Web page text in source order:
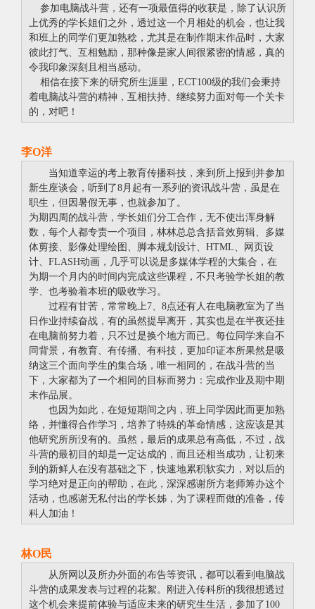
参加电脑战斗营，还有一项最值得的收获是，除了认识所
上优秀的学长姐们之外，透过这一个月相处的机会，也让我
和班上的同学们更加熟稔，尤其是在制作期末作品时，大家
彼此打气、互相勉励，那种像是家人间很紧密的情感，真的
令我印象深刻且相当感动。
相信在接下来的研究所生涯里，ECT100级的我们会秉持
着电脑战斗营的精神，互相扶持、继续努力面对每一个关卡
的，对吧！
李O洋
当知道幸运的考上教育传播科技，来到所上报到并参加
新生座谈会，听到了8月起有一系列的资讯战斗营，虽是在
职生，但因暑假无事，也就参加了。
为期四周的战斗营，学长姐们分工合作，无不使出浑身解
数，每个人都专责一个项目，林林总总含括音效剪辑、多媒
体剪接、影像处理绘图、脚本规划设计、HTML、网页设
计、FLASH动画，几乎可以说是多媒体学程的大集合，在
为期一个月内的时间内完成这些课程，不只考验学长姐的教
学、也考验着本班的吸收学习。
过程有甘苦，常常晚上7、8点还有人在电脑教室为了当
日作业持续奋战，有的虽然提早离开，其实也是在半夜还挂
在电脑前努力着，只不过是换个地方而已。每位同学来自不
同背景，有教育、有传播、有科技，更加印证本所果然是吸
纳这三个面向学生的集合场，唯一相同的，在战斗营的当
下，大家都为了一个相同的目标而努力：完成作业及期中期
末作品展。
也因为如此，在短短期间之内，班上同学因此而更加熟
络，并懂得合作学习，培养了特殊的革命情感，这应该是其
他研究所所没有的。虽然，最后的成果总有高低，不过，战
斗营的最初目的却是一定达成的，而且还相当成功，让初来
到的新鲜人在没有基础之下，快速地累积软实力，对以后的
学习绝对是正向的帮助，在此，深深感谢所方老师筹办这个
活动，也感谢无私付出的学长姊，为了课程而做的准备，传
科人加油！
林O民
从所网以及所办外面的布告等资讯，都可以看到电脑战
斗营的成果发表与过程的花絮。刚进入传科所的我很想透过
这个机会来提前体验与适应未来的研究生生活，参加了100